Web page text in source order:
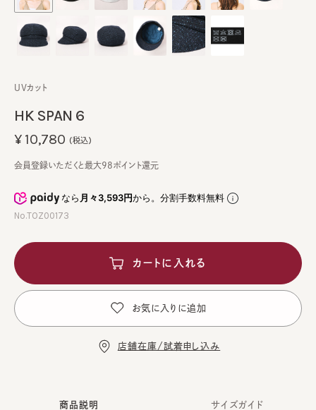
HK SPAN 6
UVカット
なら月々3,593円から。分割手数料無料
No.TOZ00173
¥10,780 (税込)
会員登録いただくと最大98ポイント還元
カートに入れる
お気に入りに追加
店舗在庫/試着申し込み
商品説明 サイズガイド